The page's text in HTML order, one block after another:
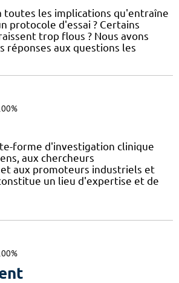
toutes les implications qu'entraîne
protocole d'essai ? Certains
trop flous ? Nous avons
réponses aux questions les
forme d'investigation clinique
aux chercheurs
aux promoteurs industriels et
un lieu d'expertise et de